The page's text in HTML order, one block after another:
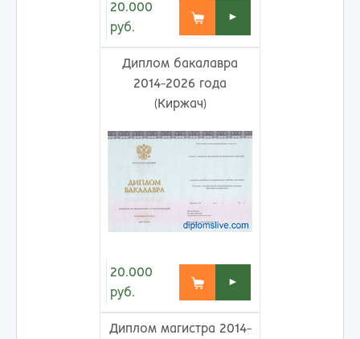
20.000
руб.
►
Диплом бакалавра
2014-2026 года
(Киржач)
20.000
руб.
►
Диплом магистра 2014-